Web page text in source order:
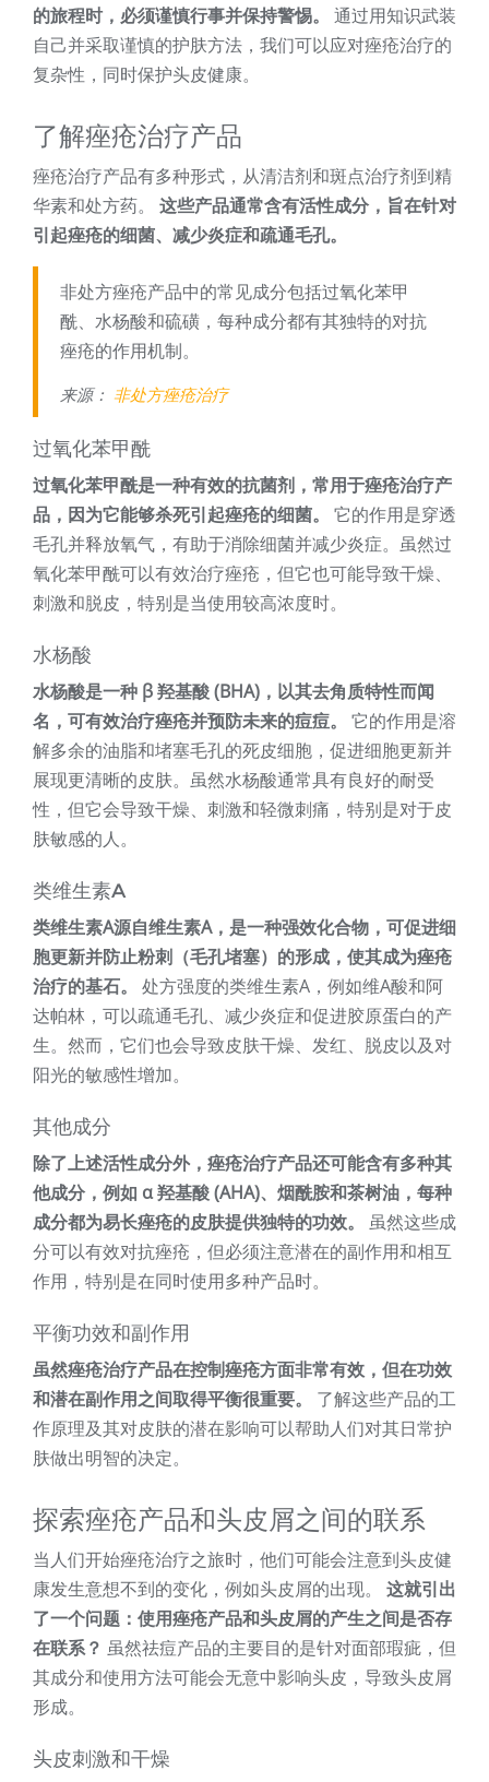
的旅程时，必须谨慎行事并保持警惕。
通过用知识武装
自己并采取谨慎的护肤方法，我们可以应对痤疮治疗的
复杂性，同时保护头皮健康。
了解痤疮治疗产品
痤疮治疗产品有多种形式，从清洁剂和斑点治疗剂到精
华素和处方药。 这些产品通常含有活性成分，旨在针对
引起痤疮的细菌、减少炎症和疏通毛孔。
非处方痤疮产品中的常见成分包括过氧化苯甲
酰、水杨酸和硫磺，每种成分都有其独特的对抗
痤疮的作用机制。
来源： 非处方痤疮治疗
过氧化苯甲酰
过氧化苯甲酰是一种有效的抗菌剂，常用于痤疮治疗产
品，因为它能够杀死引起痤疮的细菌。
它的作用是穿透
毛孔并释放氧气，有助于消除细菌并减少炎症。虽然过
氧化苯甲酰可以有效治疗痤疮，但它也可能导致干燥、
刺激和脱皮，特别是当使用较高浓度时。
水杨酸
水杨酸是一种 β 羟基酸 (BHA)，以其去角质特性而闻
名，可有效治疗痤疮并预防未来的痘痘。
它的作用是溶
解多余的油脂和堵塞毛孔的死皮细胞，促进细胞更新并
展现更清晰的皮肤。虽然水杨酸通常具有良好的耐受
性，但它会导致干燥、刺激和轻微刺痛，特别是对于皮
肤敏感的人。
类维生素A
类维生素A源自维生素A，是一种强效化合物，可促进细
胞更新并防止粉刺（毛孔堵塞）的形成，使其成为痤疮
治疗的基石。
处方强度的类维生素A，例如维A酸和阿
达帕林，可以疏通毛孔、减少炎症和促进胶原蛋白的产
生。然而，它们也会导致皮肤干燥、发红、脱皮以及对
阳光的敏感性增加。
其他成分
除了上述活性成分外，痤疮治疗产品还可能含有多种其
他成分，例如 α 羟基酸 (AHA)、烟酰胺和茶树油，每种
成分都为易长痤疮的皮肤提供独特的功效。
虽然这些成
分可以有效对抗痤疮，但必须注意潜在的副作用和相互
作用，特别是在同时使用多种产品时。
平衡功效和副作用
虽然痤疮治疗产品在控制痤疮方面非常有效，但在功效
和潜在副作用之间取得平衡很重要。
了解这些产品的工
作原理及其对皮肤的潜在影响可以帮助人们对其日常护
肤做出明智的决定。
探索痤疮产品和头皮屑之间的联系
当人们开始痤疮治疗之旅时，他们可能会注意到头皮健
康发生意想不到的变化，例如头皮屑的出现。 这就引出
了一个问题：使用痤疮产品和头皮屑的产生之间是否存
在联系？ 虽然祛痘产品的主要目的是针对面部瑕疵，但
其成分和使用方法可能会无意中影响头皮，导致头皮屑
形成。
头皮刺激和干燥